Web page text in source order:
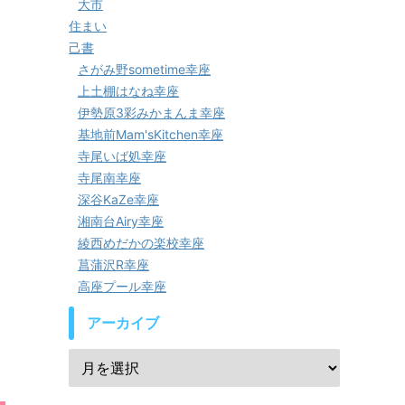
大市
住まい
己書
さがみ野sometime幸座
上土棚はなね幸座
伊勢原3彩みかまんま幸座
基地前Mam'sKitchen幸座
寺尾いば処幸座
寺尾南幸座
深谷KaZe幸座
湘南台Airy幸座
綾西めだかの楽校幸座
菖蒲沢R幸座
高座プール幸座
アーカイブ